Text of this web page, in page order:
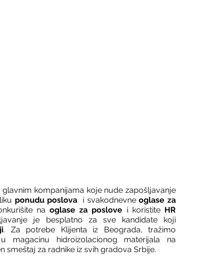
glavnim kompanijama koje nude zapošljavanje
ponudu poslova
  i svakodnevne
oglase za
na oglase za poslove i koristite HR
je besplatno za sve kandidate koji
. Za potrebe Klijenta iz Beograda, tražimo
magacinu hidroizolacionog materijala na
za radnike iz svih gradova Srbije.